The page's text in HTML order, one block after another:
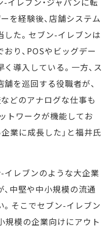
を経験後、店舗システム
た。セブン-イレブンは
り、POSやビッグデー
導入している。一方、ス
を巡回する役職者が、
どのアナログな仕事も
トワークが機能してお
業に成長した」と福井氏
イレブンのような大企業
中堅や中小規模の流通
そこでセブン-イレブン
規模の企業向けにアウト